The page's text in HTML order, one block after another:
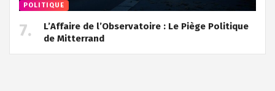
POLITIQUE
L’Affaire de l’Observatoire : Le Piège Politique
de Mitterrand